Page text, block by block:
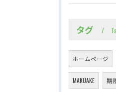
タグ
ホームページ
MAKUAKE 期